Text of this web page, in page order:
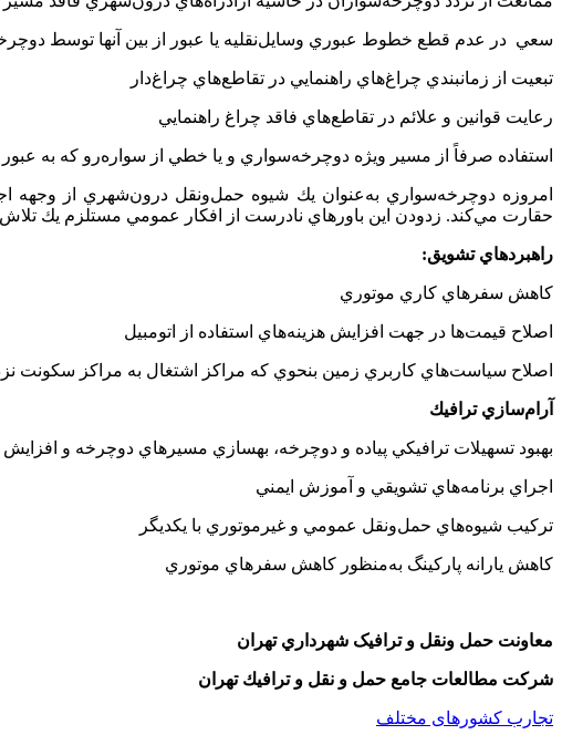
سعي در عدم قطع خطوط عبوري وسايل‌نقليه يا عبور از بين آنها توسط
تبعيت از زمانبندي چراغ‌هاي راهنمايي در تقاطع‌هاي چراغ‌دار
رعايت قوانين و علائم در تقاطع‌هاي فاقد چراغ راهنمايي
استفاده صرفاً از مسير ويژه دوچرخه‌سواري و يا خطي از سواره‌رو که به
امروزه دوچرخه‌سواري به‌عنوان يك شيوه حمل‌ونقل درون‌شهري از وجهه
حقارت مي‌كند. زدودن اين باورهاي نادرست از افكار عمومي مستلزم يك
راهبردهاي تشويق:
كاهش سفرهاي كاري موتوري
اصلاح قيمت‌ها در جهت افزايش هزينه‌هاي استفاده از اتومبيل
اصلاح سياست‌هاي كاربري زمين بنحوي كه مراكز اشتغال به مراكز سكونت
آرام‌‌‌سازي ترافيك
بهبود تسهيلات ترافيكي پياده و دوچرخه، بهسازي مسيرهاي دوچرخه و
اجراي برنامه‌هاي تشويقي و آموزش ايمني
تركيب شيوه‌هاي حمل‌ونقل عمومي و غيرموتوري با يكديگر
كاهش يارانه پاركينگ به‌منظور كاهش سفرهاي موتوري
معاونت حمل ونقل و ترافيک شهرداري تهران
شركت مطالعات جامع حمل و نقل و ترافيك تهران
تجارب کشورهای مختلف